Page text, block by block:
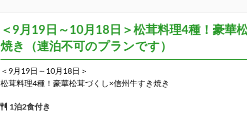
＜9月19日～10月18日＞松茸料理4種！豪華
焼き（連泊不可のプランです）
＜9月19日～10月18日＞
松茸料理4種！豪華松茸づくし×信州牛すき焼き
1泊2食付き